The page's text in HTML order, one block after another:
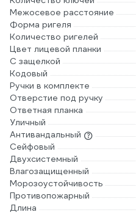
Межосевое расстояние
Форма ригеля
Количество ригелей
Цвет лицевой планки
С защелкой
Кодовый
Ручки в комплекте
Отверстие под ручку
Ответная планка
Уличный
Антивандальный
Сейфовый
Двухсистемный
Влагозащищенный
Морозоустойчивость
Противопожарный
Длина